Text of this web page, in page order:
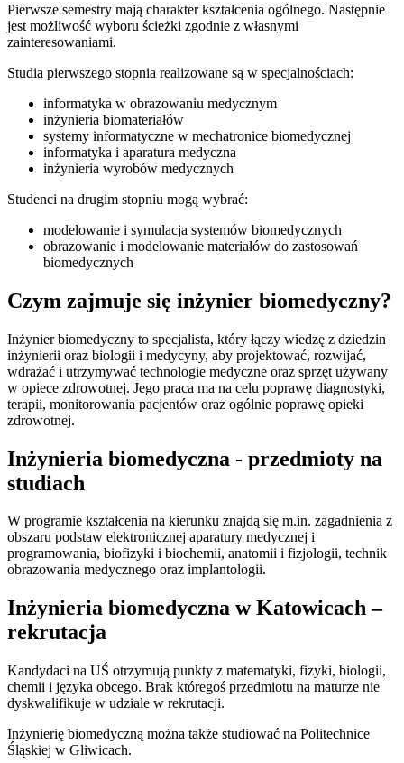
Pierwsze semestry mają charakter kształcenia ogólnego. Następnie
jest możliwość wyboru ścieżki zgodnie z własnymi
zainteresowaniami.
Studia pierwszego stopnia realizowane są w specjalnościach:
informatyka w obrazowaniu medycznym
inżynieria biomateriałów
systemy informatyczne w mechatronice biomedycznej
informatyka i aparatura medyczna
inżynieria wyrobów medycznych
Studenci na drugim stopniu mogą wybrać:
modelowanie i symulacja systemów biomedycznych
obrazowanie i modelowanie materiałów do zastosowań
biomedycznych
Czym zajmuje się inżynier biomedyczny?
Inżynier biomedyczny to specjalista, który łączy wiedzę z dziedzin
inżynierii oraz biologii i medycyny, aby projektować, rozwijać,
wdrażać i utrzymywać technologie medyczne oraz sprzęt używany
w opiece zdrowotnej. Jego praca ma na celu poprawę diagnostyki,
terapii, monitorowania pacjentów oraz ogólnie poprawę opieki
zdrowotnej.
Inżynieria biomedyczna - przedmioty na
studiach
W programie kształcenia na kierunku znajdą się m.in. zagadnienia z
obszaru podstaw elektronicznej aparatury medycznej i
programowania, biofizyki i biochemii, anatomii i fizjologii, technik
obrazowania medycznego oraz implantologii.
Inżynieria biomedyczna w Katowicach –
rekrutacja
Kandydaci na UŚ otrzymują punkty z matematyki, fizyki, biologii,
chemii i języka obcego. Brak któregoś przedmiotu na maturze nie
dyskwalifikuje w udziale w rekrutacji.
Inżynierię biomedyczną można także studiować na Politechnice
Śląskiej w Gliwicach.